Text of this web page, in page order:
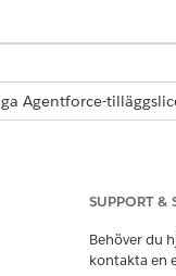
Agentforce-
på undervisning
SUPPORT &
Behöver du
kontakta en